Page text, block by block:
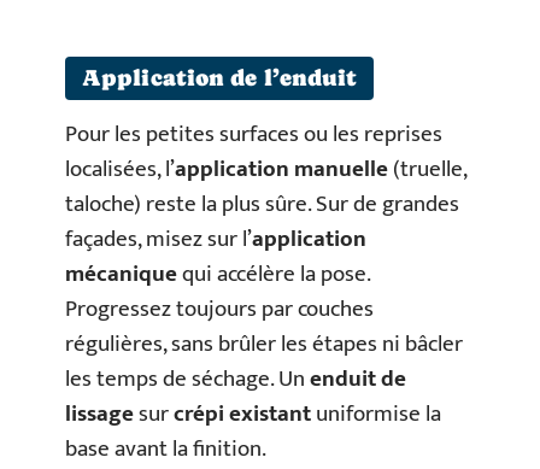
Application de l’enduit
Pour les petites surfaces ou les reprises
localisées, l’application manuelle(truelle,
taloche) reste la plus sûre. Sur de grandes
façades, misez sur l’application
mécaniquequi accélère la pose.
Progressez toujours par couches
régulières, sans brûler les étapes ni bâcler
les temps de séchage. Unenduit de
lissagesurcrépi existantuniformise la
base avant la finition.